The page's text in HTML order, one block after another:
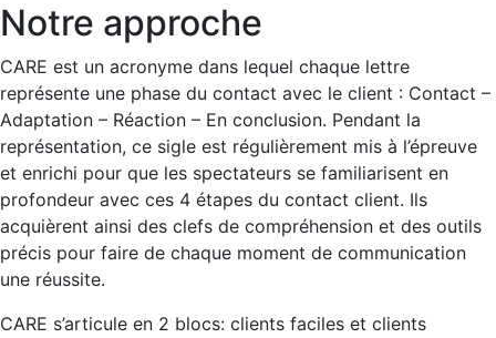
Notre approche
CARE est un acronyme dans lequel chaque lettre
représente une phase du contact avec le client : Contact –
Adaptation – Réaction – En conclusion. Pendant la
représentation, ce sigle est régulièrement mis à l’épreuve
et enrichi pour que les spectateurs se familiarisent en
profondeur avec ces 4 étapes du contact client. Ils
acquièrent ainsi des clefs de compréhension et des outils
précis pour faire de chaque moment de communication
une réussite.
CARE s’articule en 2 blocs: clients faciles et clients